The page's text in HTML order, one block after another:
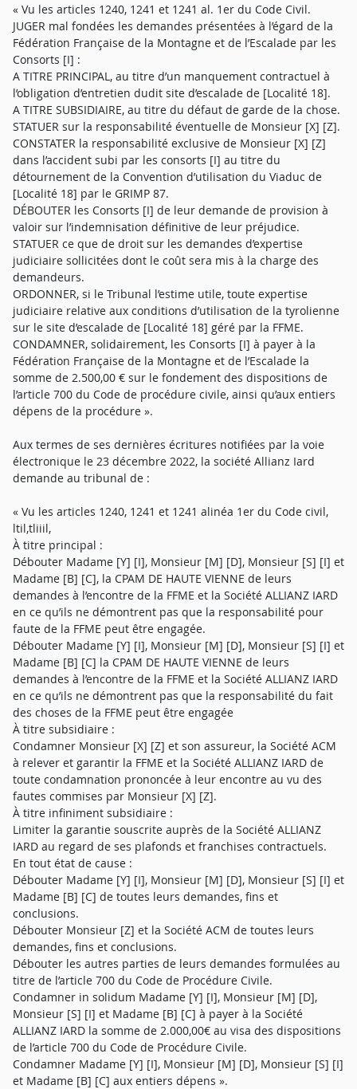
« Vu les articles 1240, 1241 et 1241 al. 1er du Code Civil.
JUGER mal fondées les demandes présentées à l’égard de la
Fédération Française de la Montagne et de l’Escalade par les
Consorts [I] :
A TITRE PRINCIPAL, au titre d’un manquement contractuel à
l’obligation d’entretien dudit site d’escalade de [Localité 18].
A TITRE SUBSIDIAIRE, au titre du défaut de garde de la chose.
STATUER sur la responsabilité éventuelle de Monsieur [X] [Z].
CONSTATER la responsabilité exclusive de Monsieur [X] [Z]
dans l’accident subi par les consorts [I] au titre du
détournement de la Convention d’utilisation du Viaduc de
[Localité 18] par le GRIMP 87.
DÉBOUTER les Consorts [I] de leur demande de provision à
valoir sur l’indemnisation définitive de leur préjudice.
STATUER ce que de droit sur les demandes d’expertise
judiciaire sollicitées dont le coût sera mis à la charge des
demandeurs.
ORDONNER, si le Tribunal l’estime utile, toute expertise
judiciaire relative aux conditions d’utilisation de la tyrolienne
sur le site d’escalade de [Localité 18] géré par la FFME.
CONDAMNER, solidairement, les Consorts [I] à payer à la
Fédération Française de la Montagne et de l’Escalade la
somme de 2.500,00 € sur le fondement des dispositions de
l’article 700 du Code de procédure civile, ainsi qu’aux entiers
dépens de la procédure ».
Aux termes de ses dernières écritures notifiées par la voie
électronique le 23 décembre 2022, la société Allianz Iard
demande au tribunal de :
« Vu les articles 1240, 1241 et 1241 alinéa 1er du Code civil,
ltil,tliiil,
À titre principal :
Débouter Madame [Y] [I], Monsieur [M] [D], Monsieur [S] [I] et
Madame [B] [C], la CPAM DE HAUTE VIENNE de leurs
demandes à l’encontre de la FFME et la Société ALLIANZ IARD
en ce qu’ils ne démontrent pas que la responsabilité pour
faute de la FFME peut être engagée.
Débouter Madame [Y] [I], Monsieur [M] [D], Monsieur [S] [I] et
Madame [B] [C] la CPAM DE HAUTE VIENNE de leurs
demandes à l’encontre de la FFME et la Société ALLIANZ IARD
en ce qu’ils ne démontrent pas que la responsabilité du fait
des choses de la FFME peut être engagée
À titre subsidiaire :
Condamner Monsieur [X] [Z] et son assureur, la Société ACM
à relever et garantir la FFME et la Société ALLIANZ IARD de
toute condamnation prononcée à leur encontre au vu des
fautes commises par Monsieur [X] [Z].
À titre infiniment subsidiaire :
Limiter la garantie souscrite auprès de la Société ALLIANZ
IARD au regard de ses plafonds et franchises contractuels.
En tout état de cause :
Débouter Madame [Y] [I], Monsieur [M] [D], Monsieur [S] [I] et
Madame [B] [C] de toutes leurs demandes, fins et
conclusions.
Débouter Monsieur [Z] et la Société ACM de toutes leurs
demandes, fins et conclusions.
Débouter les autres parties de leurs demandes formulées au
titre de l’article 700 du Code de Procédure Civile.
Condamner in solidum Madame [Y] [I], Monsieur [M] [D],
Monsieur [S] [I] et Madame [B] [C] à payer à la Société
ALLIANZ IARD la somme de 2.000,00€ au visa des dispositions
de l’article 700 du Code de Procédure Civile.
Condamner Madame [Y] [I], Monsieur [M] [D], Monsieur [S] [I]
et Madame [B] [C] aux entiers dépens ».